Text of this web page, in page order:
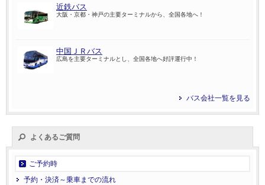
近鉄バス
大阪・京都・神戸の主要ターミナルから、全国各地へ！
中国ＪＲバス
広島を主要ターミナルとし、全国各地へ好評運行中！
バス会社一覧を見る
よくあるご質問
ご予約時
予約・決済～乗車までの流れ